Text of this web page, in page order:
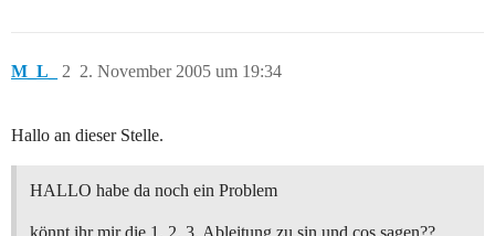
M_L_ 2. November 2005 um 19:34
2
Hallo an dieser Stelle.
HALLO habe da noch ein Problem
könnt ihr mir die 1. 2. 3. Ableitung zu sin und cos sagen??